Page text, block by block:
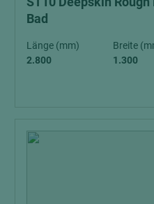
Bad
Länge (mm)
2.800
Breite
1.300